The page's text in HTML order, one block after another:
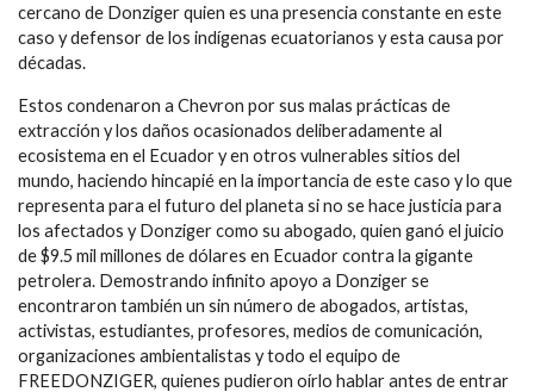
cercano de Donziger quien es una presencia constante en este
caso y defensor de los indígenas ecuatorianos y esta causa por
décadas.
Estos condenaron a Chevron por sus malas prácticas de
extracción y los daños ocasionados deliberadamente al
ecosistema en el Ecuador y en otros vulnerables sitios del
mundo, haciendo hincapié en la importancia de este caso y lo que
representa para el futuro del planeta si no se hace justicia para
los afectados y Donziger como su abogado, quien ganó el juicio
de $9.5 mil millones de dólares en Ecuador contra la gigante
petrolera. Demostrando infinito apoyo a Donziger se
encontraron también un sin número de abogados, artistas,
activistas, estudiantes, profesores, medios de comunicación,
organizaciones ambientalistas y todo el equipo de
FREEDONZIGER, quienes pudieron oírlo hablar antes de entrar